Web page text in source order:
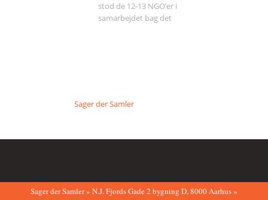
stod de 12-13 NGO’er i
samarbejdet bag det
Sager der Samler
Sager der Samler » N.J. Fjords Gade 2 bygning D, 8000 Aarhus »